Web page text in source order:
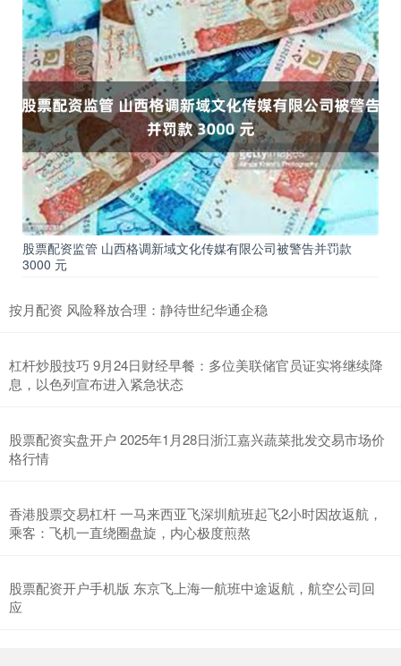
股票配资监管 山西格调新域文化传媒有限公司被警告并罚款
3000 元
按月配资 风险释放合理：静待世纪华通企稳
杠杆炒股技巧 9月24日财经早餐：多位美联储官员证实将继续降
息，以色列宣布进入紧急状态
股票配资实盘开户 2025年1月28日浙江嘉兴蔬菜批发交易市场价
格行情
香港股票交易杠杆 一马来西亚飞深圳航班起飞2小时因故返航，
乘客：飞机一直绕圈盘旋，内心极度煎熬
股票配资开户手机版 东京飞上海一航班中途返航，航空公司回
应